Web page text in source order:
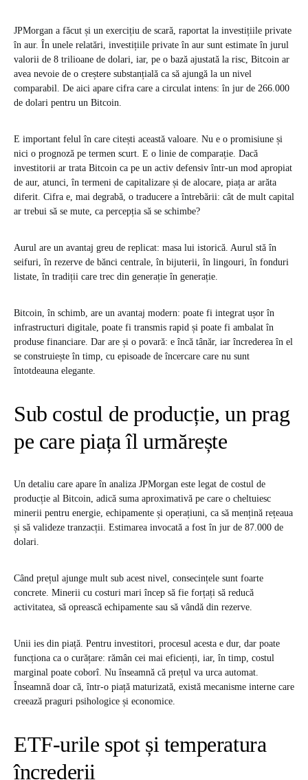
JPMorgan a făcut și un exercițiu de scară, raportat la investițiile private
în aur. În unele relatări, investițiile private în aur sunt estimate în jurul
valorii de 8 trilioane de dolari, iar, pe o bază ajustată la risc, Bitcoin ar
avea nevoie de o creștere substanțială ca să ajungă la un nivel
comparabil. De aici apare cifra care a circulat intens: în jur de 266.000
de dolari pentru un Bitcoin.
E important felul în care citești această valoare. Nu e o promisiune și
nici o prognoză pe termen scurt. E o linie de comparație. Dacă
investitorii ar trata Bitcoin ca pe un activ defensiv într-un mod apropiat
de aur, atunci, în termeni de capitalizare și de alocare, piața ar arăta
diferit. Cifra e, mai degrabă, o traducere a întrebării: cât de mult capital
ar trebui să se mute, ca percepția să se schimbe?
Aurul are un avantaj greu de replicat: masa lui istorică. Aurul stă în
seifuri, în rezerve de bănci centrale, în bijuterii, în lingouri, în fonduri
listate, în tradiții care trec din generație în generație.
Bitcoin, în schimb, are un avantaj modern: poate fi integrat ușor în
infrastructuri digitale, poate fi transmis rapid și poate fi ambalat în
produse financiare. Dar are și o povară: e încă tânăr, iar încrederea în el
se construiește în timp, cu episoade de încercare care nu sunt
întotdeauna elegante.
Sub costul de producție, un prag
pe care piața îl urmărește
Un detaliu care apare în analiza JPMorgan este legat de costul de
producție al Bitcoin, adică suma aproximativă pe care o cheltuiesc
minerii pentru energie, echipamente și operațiuni, ca să mențină rețeaua
și să valideze tranzacții. Estimarea invocată a fost în jur de 87.000 de
dolari.
Când prețul ajunge mult sub acest nivel, consecințele sunt foarte
concrete. Minerii cu costuri mari încep să fie forțați să reducă
activitatea, să oprească echipamente sau să vândă din rezerve.
Unii ies din piață. Pentru investitori, procesul acesta e dur, dar poate
funcționa ca o curățare: rămân cei mai eficienți, iar, în timp, costul
marginal poate coborî. Nu înseamnă că prețul va urca automat.
Înseamnă doar că, într-o piață maturizată, există mecanisme interne care
creează praguri psihologice și economice.
ETF-urile spot și temperatura
încrederii